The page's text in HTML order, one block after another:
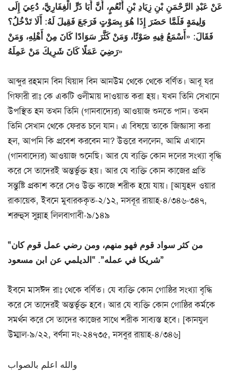
عَنْ عَبْدِ الرَّحْمَنِ بْنِ زِيَادِ بْنِ أَنْعُمٍ، أَنَّ أَبَا ذَرٍّ الْغِفَارِيَّ، دُعِيَ إِلَى
وَلِيمَةٍ فَلَمَّا حَضَرَ إِذَا هُوَ بِصَوْتٍ فَرَجَعَ فَقِيلَ لَهُ: أَلَا تَدْخُلُ؟
فَقَالَ: «أَسْمَعُ فِيهِ صَوْتًا، وَمَنْ كَثَّرَ سَوَادًا كَانَ مِنْ أَهْلِهِ، وَمَنْ
رَضِيَ عَمَلًا كَانَ شَرِيكَ مَنْ عَمِلَهُ»
আব্দুর রহমান বিন যিয়াদ বিন আনউম থেকে থেকে বর্ণিত। আবূ যর
গিফারী রাঃ কে একটি ওলীমায় দাওয়াত করা হয়। যখন তিনি সেখানে
উপস্থিত হন তখন তিনি (গানবাদ্যের) আওয়াজ শুনতে পান। তখন
তিনি সেখান থেকে ফেরত চলে যান। এ বিষয়ে তাকে জিজ্ঞাসা করা
হল, আপনি কি প্রবেশ করবেন না? উত্তরে বললেন, আমি এখানে
(গানবাদ্যের) আওয়াজ শুনেছি। আর যে ব্যক্তি কোন দলের সংখ্যা বৃদ্ধি
করে সে তাদেরই অন্তর্ভুক্ত হয়। আর যে ব্যক্তি কোন কাজের প্রতি
সন্তুষ্টি প্রকাশ করে সেও উক্ত কাজে শরীক হয়ে যায়। [আযুহদ ওয়ার
রাকায়েক, ইবনে মুবারককৃত-২/১২, নসবূর রায়াহ-৪/৩৪৬-৩৪৭,
শরুহুস সুন্নাহ লিলবাগাবী-৯/১৪৯
“من كثر سواد قوم فهو منهم، ومن رضي عمل قوم كان
شريكا في عمله”. “الديلمي عن ابن مسعود”
ইবনে মাসঈদ রাঃ থেকে বর্ণিত। যে ব্যক্তি কোন গোষ্ঠির সংখ্যা বৃদ্ধি
করে সে তাদেরই অন্তর্ভূক্ত হবে। আর যে ব্যক্তি কোন গোষ্ঠির কর্মকে
সমর্থন করে সে তাদের কাজের সাথে শরীক সাব্যস্ত হবে। [কানযুল
উম্মাল-৯/২২, বর্ণনা নং-২৪৭৩৫, নসবুর রায়াহ-৪/৩৪৬]
والله اعلم بالصواب